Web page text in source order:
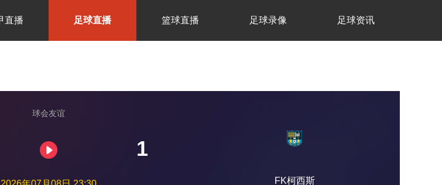
直播 足球直播 篮球直播 足球录像 足球资讯
球会友谊
1
FK柯西斯